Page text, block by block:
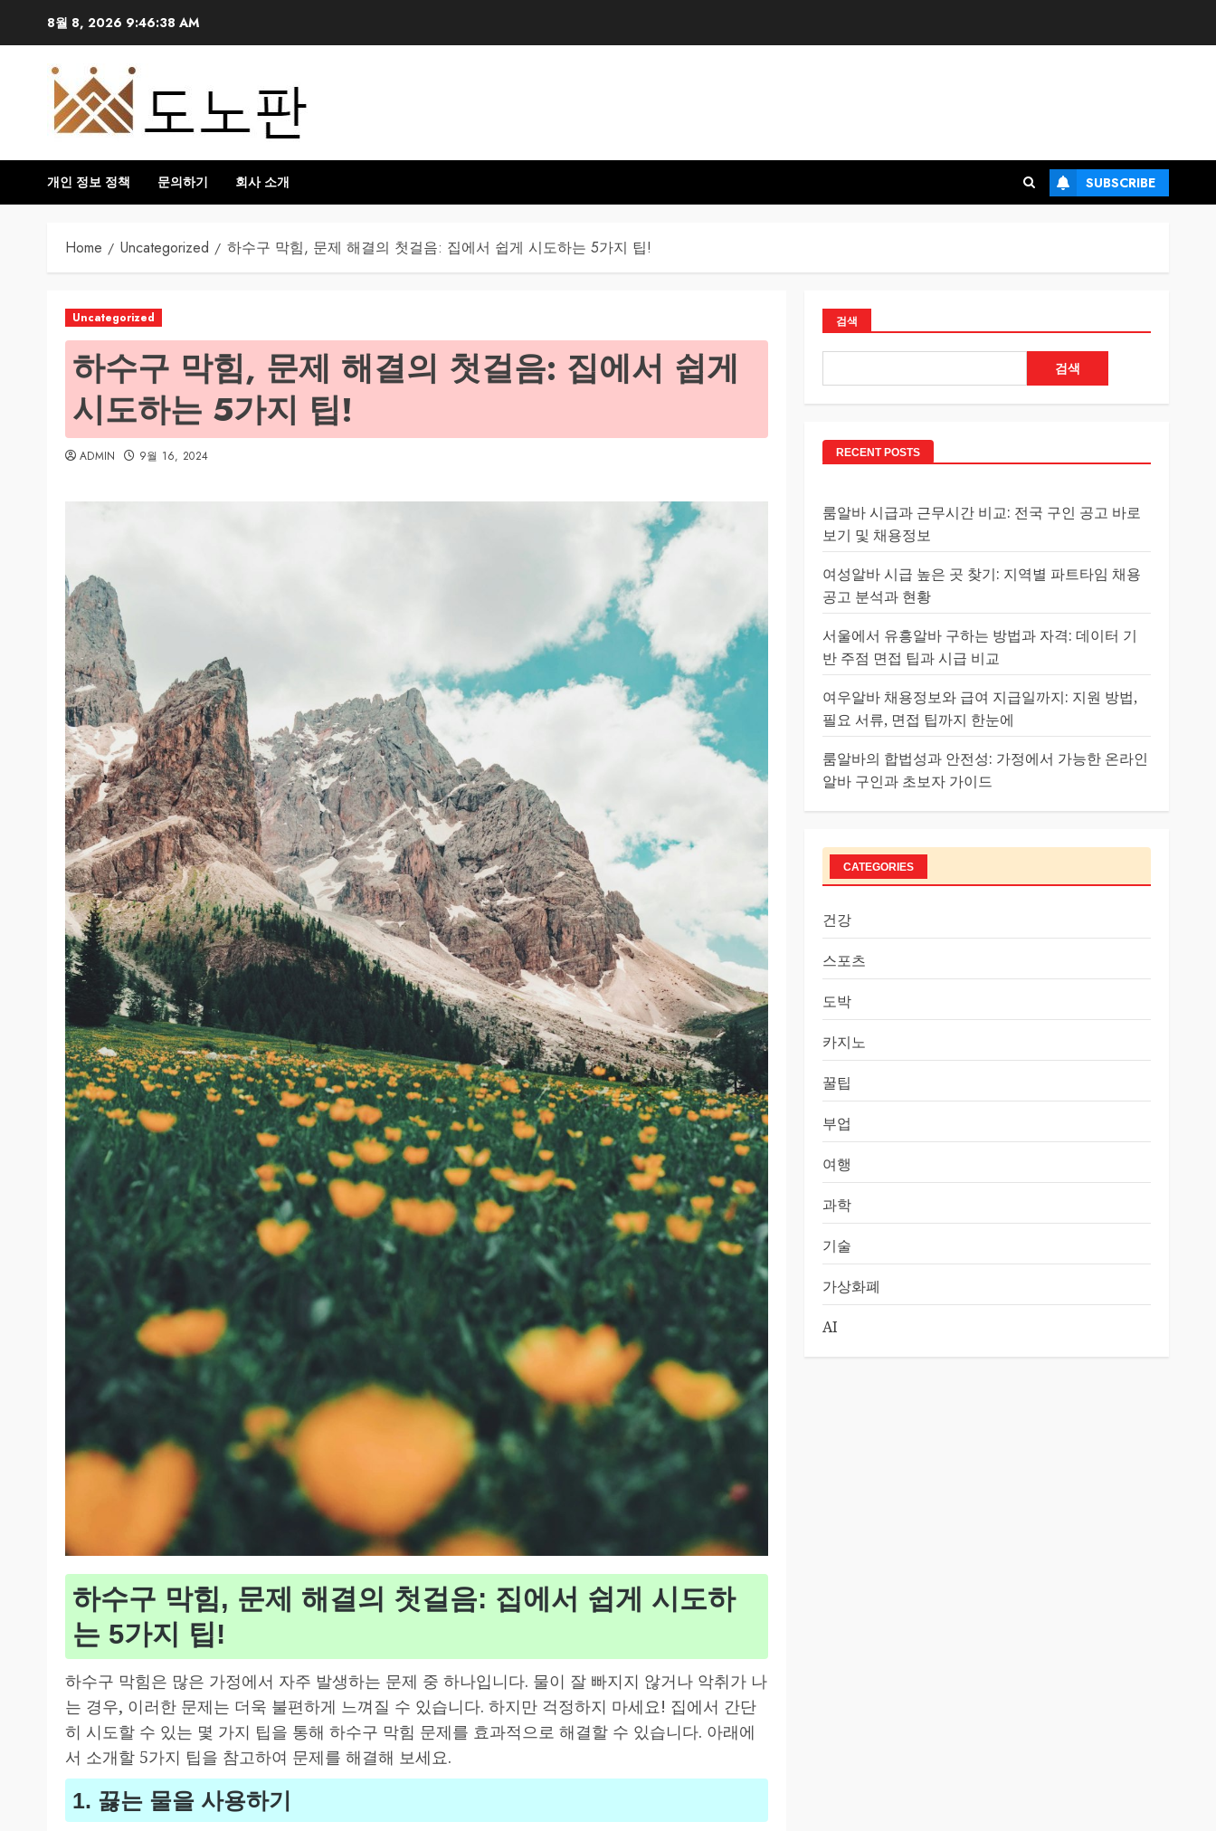
8월 8, 2026 9:46:40 AM
개인 정보 정책 문의하기 회사 소개 SUBSCRIBE
Home Uncategorized 하수구 막힘, 문제 해결의 첫걸음: 집에서 쉽게 시도하는 5가지 팁!
Uncategorized
하수구 막힘, 문제 해결의 첫걸음: 집에서 쉽게
시도하는 5가지 팁!
ADMIN 9월 16, 2024
하수구 막힘, 문제 해결의 첫걸음: 집에서 쉽게 시도하
는 5가지 팁!
하수구 막힘은 많은 가정에서 자주 발생하는 문제 중 하나입니다. 물이 잘 빠지지 않거나 악취가 나
는 경우, 이러한 문제는 더욱 불편하게 느껴질 수 있습니다. 하지만 걱정하지 마세요! 집에서 간단
히 시도할 수 있는 몇 가지 팁을 통해 하수구 막힘 문제를 효과적으로 해결할 수 있습니다. 아래에
서 소개할 5가지 팁을 참고하여 문제를 해결해 보세요.
1. 끓는 물을 사용하기
검색
검색
RECENT POSTS
룸알바 시급과 근무시간 비교: 전국 구인 공고 바로
보기 및 채용정보
여성알바 시급 높은 곳 찾기: 지역별 파트타임 채용
공고 분석과 현황
서울에서 유흥알바 구하는 방법과 자격: 데이터 기
반 주점 면접 팁과 시급 비교
여우알바 채용정보와 급여 지급일까지: 지원 방법,
필요 서류, 면접 팁까지 한눈에
룸알바의 합법성과 안전성: 가정에서 가능한 온라인
알바 구인과 초보자 가이드
CATEGORIES
건강
스포츠
도박
카지노
꿀팁
부업
여행
과학
기술
가상화폐
AI